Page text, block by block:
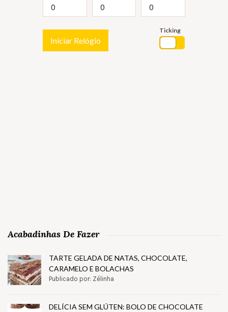
Iniciar Relógio
Ticking
Acabadinhas De Fazer
TARTE GELADA DE NATAS, CHOCOLATE,
CARAMELO E BOLACHAS
Publicado por: Zélinha
DELÍCIA SEM GLÚTEN: BOLO DE CHOCOLATE